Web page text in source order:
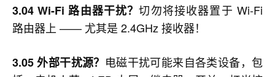
3.04 Wi-Fi 路由器干扰？切勿将接收器置于 Wi-Fi
路由器上 —— 尤其是 2.4GHz 接收器！
3.05 外部干扰源？ 电磁干扰可能来自各类设备，包